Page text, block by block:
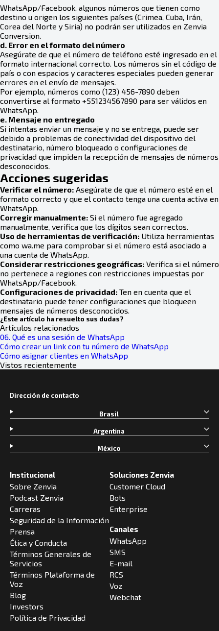
WhatsApp/Facebook, algunos números que tienen como
destino u origen los siguientes países (Crimea, Cuba, Irán,
Corea del Norte y Siria) no podrán ser utilizados en Zenvia
Conversion.
d. Error en el formato del número
Asegúrate de que el número de teléfono esté ingresado en el
formato internacional correcto. Los números sin el código de
país o con espacios y caracteres especiales pueden generar
errores en el envío de mensajes.
Por ejemplo, números como (123) 456-7890 deben
convertirse al formato +551234567890 para ser válidos en
WhatsApp.
e. Mensaje no entregado
Si intentas enviar un mensaje y no se entrega, puede ser
debido a problemas de conectividad del dispositivo del
destinatario, número bloqueado o configuraciones de
privacidad que impiden la recepción de mensajes de números
desconocidos.
Acciones sugeridas
Verificar el número: Asegúrate de que el número esté en el
formato correcto y que el contacto tenga una cuenta activa en
WhatsApp.
Corregir manualmente: Si el número fue agregado
manualmente, verifica que los dígitos sean correctos.
Uso de herramientas de verificación: Utiliza herramientas
como wa.me para comprobar si el número está asociado a
una cuenta de WhatsApp.
Considerar restricciones geográficas: Verifica si el número
no pertenece a regiones con restricciones impuestas por
WhatsApp/Facebook.
Configuraciones de privacidad: Ten en cuenta que el
destinatario puede tener configuraciones que bloqueen
mensajes de números desconocidos.
¿Este artículo ha resuelto sus dudas?
Artículos relacionados
06. Qué es una sesión de WhatsApp
Cómo crear un link con tu número de WhatsApp
Cómo asignar clientes en WhatsApp
Vistos recientemente
Institucional
Sobre Zenvia
Podcast Zenvia
Carreras
Seguridad de la Información
Prensa
Ética y Conducta
Términos Generales de
Servicios
Términos Plataforma de
Voz
Blog
Investors
Política de Privacidad
Soluciones Zenvia
Customer Cloud
Bots
Enterprise
Canales
WhatsApp
SMS
E-mail
RCS
Voz
Webchat
Dirección de contacto
Brasil
Argentina
México